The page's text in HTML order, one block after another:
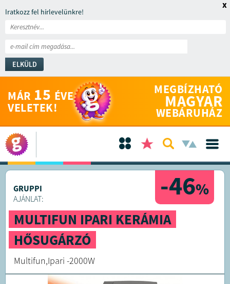
Iratkozz fel hírlevelünkre!
ELKÜLD
x
MÁR 15 ÉVE
VELETEK!
MEGBÍZHATÓ
MAGYAR
WEBÁRUHÁZ
-46%
GRUPPI
AJÁNLAT:
MULTIFUN IPARI KERÁMIA
HŐSUGÁRZÓ
Multifun,Ipari -2000W